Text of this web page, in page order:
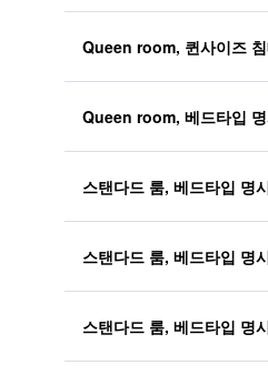
Queen room, 퀸사이즈
Queen room, 베드타입
스탠다드 룸, 베드타입 명
스탠다드 룸, 베드타입 명
스탠다드 룸, 베드타입 명